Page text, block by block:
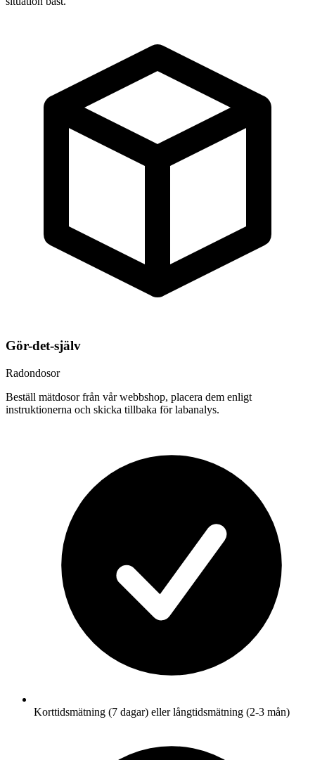
Gör-det-själv
Radondosor
Beställ mätdosor från vår webbshop, placera dem enligt
instruktionerna och skicka tillbaka för labanalys.
Korttidsmätning (7 dagar) eller långtidsmätning (2-3 mån)